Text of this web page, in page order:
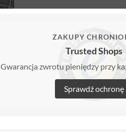
ZAKUPY
Trusted Shops
Gwarancja zwrotu pieniędzy przy
Sprawdź ochronę